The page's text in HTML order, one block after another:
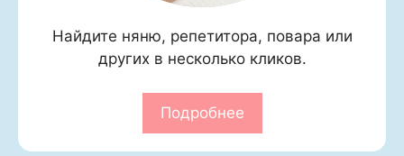
Найдите няню, репетитора, повара или
других в несколько кликов.
Подробнее